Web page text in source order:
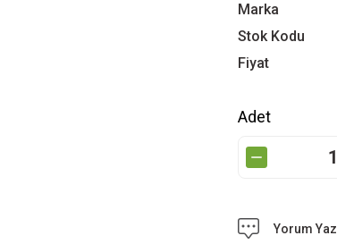
Marka
Stok Kodu
Fiyat
Adet
Yorum Yaz